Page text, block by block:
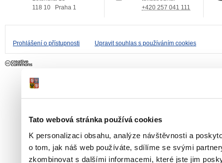
Tato webová stránka používá cookies
K personalizaci obsahu, analýze návštěvnosti a
o tom, jak náš web používáte, sdílíme se svými
zkombinovat s dalšími informacemi, které jste jim
118 10
Praha 1
+420 257 041 111
Prohlášení o přístupnosti Upravit souhlas s používáním cookies